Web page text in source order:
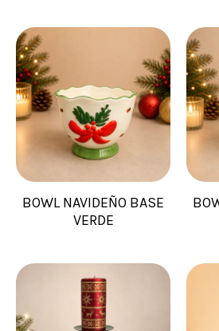
BOWL NAVIDEÑO BASE
VERDE